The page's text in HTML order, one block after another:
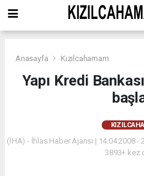
Anasayfa Kızılcahamam
Yapı Kredi
(İHA) - İhlas Haber Ajansı | 14.04.2008 -
3893+ kez